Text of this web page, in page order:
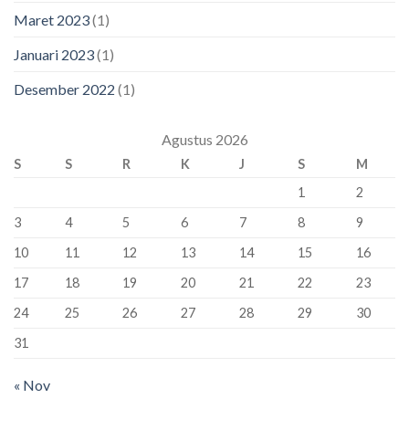
Maret 2023(1)
Januari 2023(1)
Desember 2022 (1)
Agustus 2026
S S R K J S
M
1
2
3
4 5 6 7 8
9
10
11 12 13 14 15
16
17
18 19 20 21 22
23
24
25 26 27 28 29
30
31
« Nov